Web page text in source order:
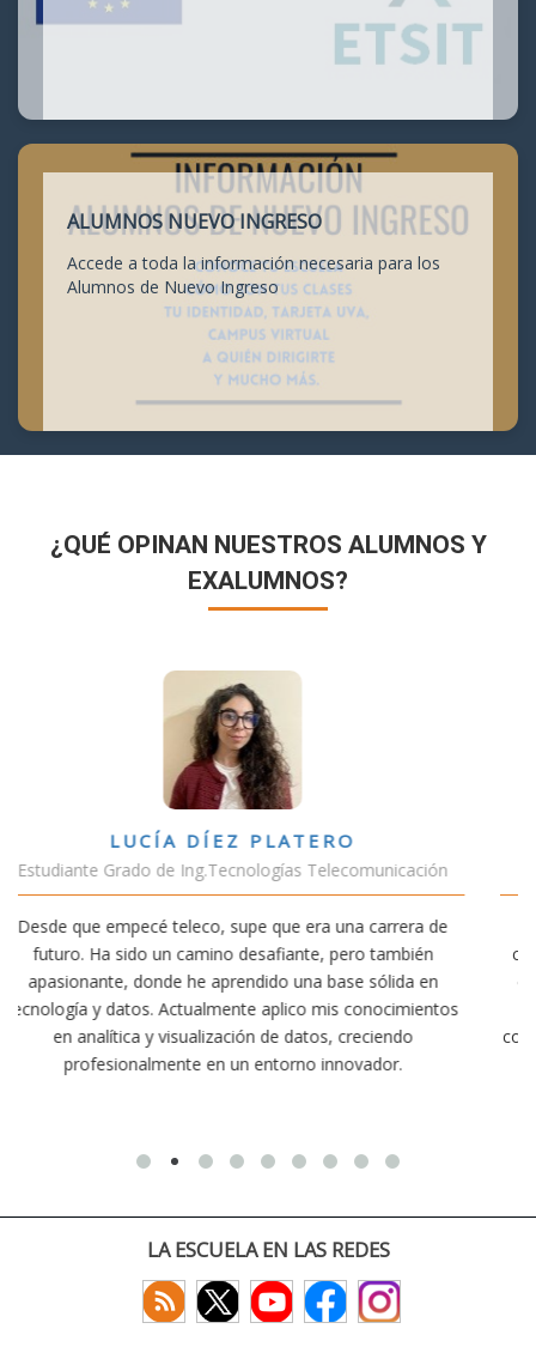
ALUMNOS NUEVO INGRESO
Accede a toda la información necesaria para los
Alumnos de Nuevo Ingreso
¿QUÉ OPINAN NUESTROS ALUMNOS Y
EXALUMNOS?
de
en
VÍCTOR SÁNCHEZ VALENCIA
Estudiante Doble Grado Teleco-ADE
Estudiar teleco me ha permitido comprender cómo
conectividad afecta nuestra vida diaria. Aunque la
exige esfuerzo, he dedicado parte de mi tiempo a
actividades como el salvamento y socorrismo. Estoy
convencido de que elegir teleco ha sido una de las
decisiones que he tomado.
LA ESCUELA EN LAS REDES